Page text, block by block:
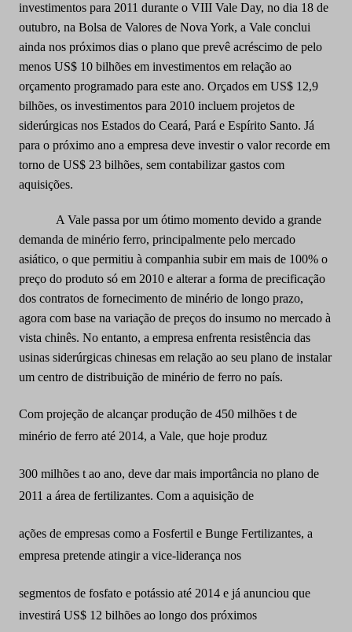
investimentos para 2011 durante o VIII Vale Day, no dia 18 de
outubro, na Bolsa de Valores de Nova York, a Vale conclui
ainda nos próximos dias o plano que prevê acréscimo de pelo
menos US$ 10 bilhões em investimentos em relação ao
orçamento programado para este ano. Orçados em US$ 12,9
bilhões, os investimentos para 2010 incluem projetos de
siderúrgicas nos Estados do Ceará, Pará e Espírito Santo. Já
para o próximo ano a empresa deve investir o valor recorde em
torno de US$ 23 bilhões, sem contabilizar gastos com
aquisições.
A Vale passa por um ótimo momento devido a grande
demanda de minério ferro, principalmente pelo mercado
asiático, o que permitiu à companhia subir em mais de 100% o
preço do produto só em 2010 e alterar a forma de precificação
dos contratos de fornecimento de minério de longo prazo,
agora com base na variação de preços do insumo no mercado à
vista chinês. No entanto, a empresa enfrenta resistência das
usinas siderúrgicas chinesas em relação ao seu plano de instalar
um centro de distribuição de minério de ferro no país.
Com projeção de alcançar produção de 450 milhões t de
minério de ferro até 2014, a Vale, que hoje produz
300 milhões t ao ano, deve dar mais importância no plano de
2011 a área de fertilizantes. Com a aquisição de
ações de empresas como a Fosfertil e Bunge Fertilizantes, a
empresa pretende atingir a vice-liderança nos
segmentos de fosfato e potássio até 2014 e já anunciou que
investirá US$ 12 bilhões ao longo dos próximos